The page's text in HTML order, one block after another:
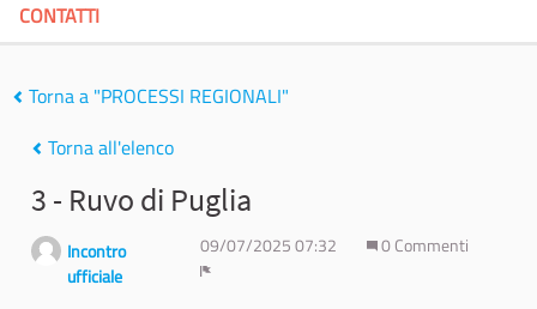
CONTATTI
Torna a "PROCESSI REGIONALI"
Torna all'elenco
3 - Ruvo di Puglia
Incontro
ufficiale
09/07/2025 07:32
0 Commenti